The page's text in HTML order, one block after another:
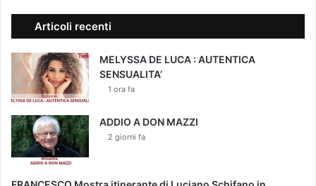
Articoli recenti
MELYSSA DE LUCA : AUTENTICA
SENSUALITA’
1 ora fa
ADDIO A DON MAZZI
2 giorni fa